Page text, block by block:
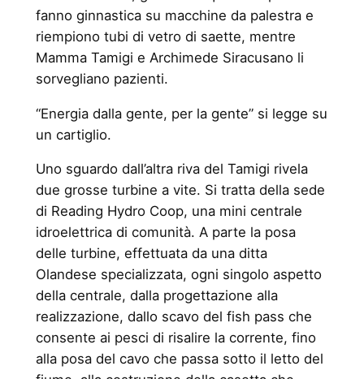
fanno ginnastica su macchine da palestra e
riempiono tubi di vetro di saette, mentre
Mamma Tamigi e Archimede Siracusano li
sorvegliano pazienti.
“Energia dalla gente, per la gente” si legge su
un cartiglio.
Uno sguardo dall’altra riva del Tamigi rivela
due grosse turbine a vite. Si tratta della sede
di Reading Hydro Coop, una mini centrale
idroelettrica di comunità. A parte la posa
delle turbine, effettuata da una ditta
Olandese specializzata, ogni singolo aspetto
della centrale, dalla progettazione alla
realizzazione, dallo scavo del fish pass che
consente ai pesci di risalire la corrente, fino
alla posa del cavo che passa sotto il letto del